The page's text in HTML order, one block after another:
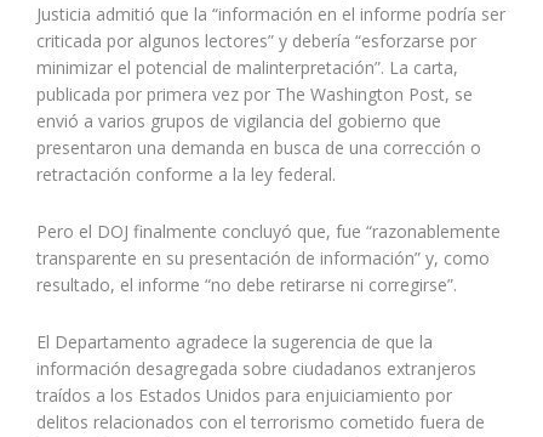
Justicia admitió que la “información en el informe podría ser
criticada por algunos lectores” y debería “esforzarse por
minimizar el potencial de malinterpretación”. La carta,
publicada por primera vez por The Washington Post, se
envió a varios grupos de vigilancia del gobierno que
presentaron una demanda en busca de una corrección o
retractación conforme a la ley federal.
Pero el DOJ finalmente concluyó que, fue “razonablemente
transparente en su presentación de información” y, como
resultado, el informe “no debe retirarse ni corregirse”.
El Departamento agradece la sugerencia de que la
información desagregada sobre ciudadanos extranjeros
traídos a los Estados Unidos para enjuiciamiento por
delitos relacionados con el terrorismo cometido fuera de